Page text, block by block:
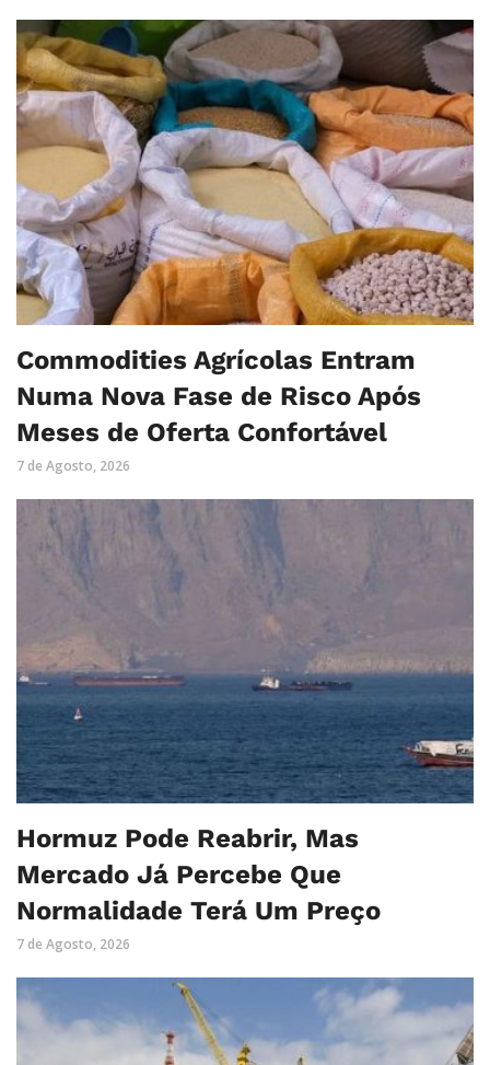
Commodities Agrícolas Entram
Numa Nova Fase de Risco Após
Meses de Oferta Confortável
7 de Agosto, 2026
Hormuz Pode Reabrir, Mas
Mercado Já Percebe Que
Normalidade Terá Um Preço
7 de Agosto, 2026